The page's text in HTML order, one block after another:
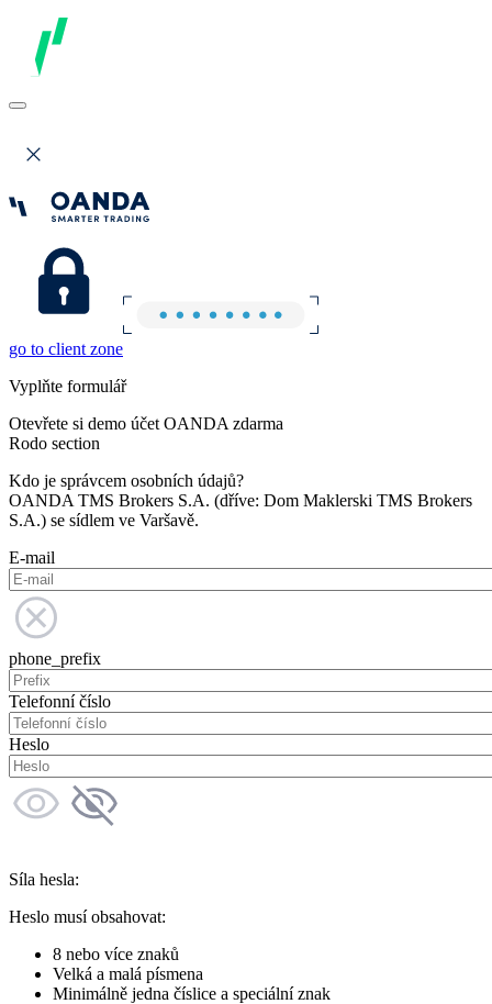
go to client zone
Vyplňte formulář
Otevřete si demo účet OANDA zdarma
Rodo section
Kdo je správcem osobních údajů?
OANDA TMS Brokers S.A. (dříve: Dom Maklerski TMS Brokers
S.A.) se sídlem ve Varšavě.
E-mail
phone_prefix
Telefonní číslo
Heslo
Síla hesla:
Heslo musí obsahovat:
8 nebo více znaků
Velká a malá písmena
Minimálně jedna číslice a speciální znak